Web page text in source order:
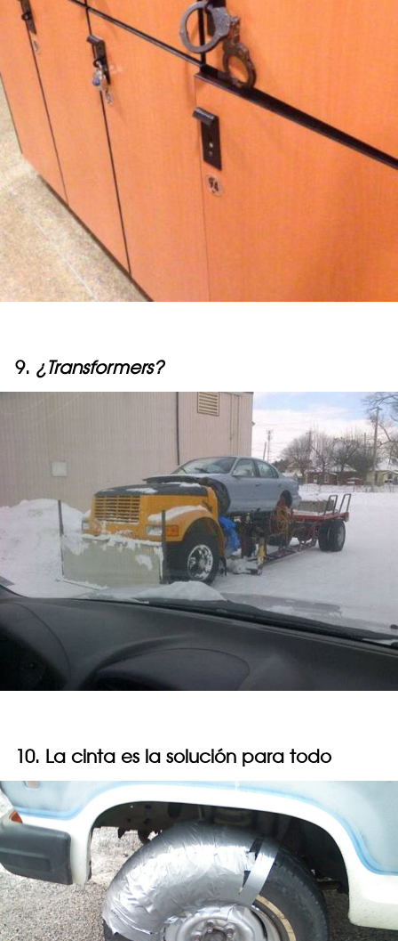
9. ¿Transformers?
10. La cinta es la solución para todo